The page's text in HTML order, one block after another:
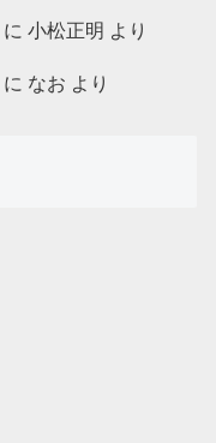
に 小松正明 より
に なお より